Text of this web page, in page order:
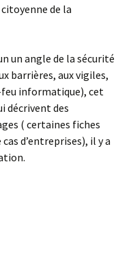
de la
un angle de la sécurité
barrières, aux vigiles,
feu informatique), cet
décrivent des
( certaines fiches
d’entreprises), il y a
de la sécurité